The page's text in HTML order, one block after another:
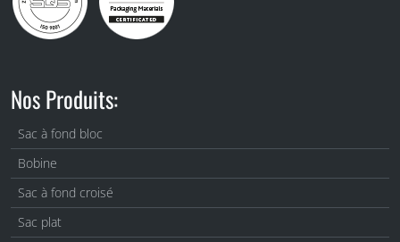
Nos Produits:
Sac à fond bloc
Bobine
Sac à fond croisé
Sac plat